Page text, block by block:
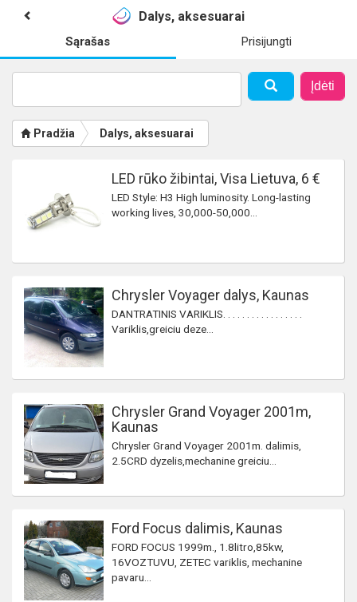
Dalys, aksesuarai
Sąrašas Prisijungti
Įdėti
Pradžia Dalys, aksesuarai
LED rūko žibintai, Visa Lietuva, 6 €
LED Style: H3 High luminosity. Long-lasting
working lives, 30,000-50,000...
Chrysler Voyager dalys, Kaunas
DANTRATINIS VARIKLIS. . . . . . . . . . . . . . . . .
Variklis,greiciu deze...
Chrysler Grand Voyager 2001m,
Kaunas
Chrysler Grand Voyager 2001m. dalimis,
2.5CRD dyzelis,mechanine greiciu...
Ford Focus dalimis, Kaunas
FORD FOCUS 1999m., 1.8litro,85kw,
16VOZTUVU, ZETEC variklis, mechanine
pavaru...